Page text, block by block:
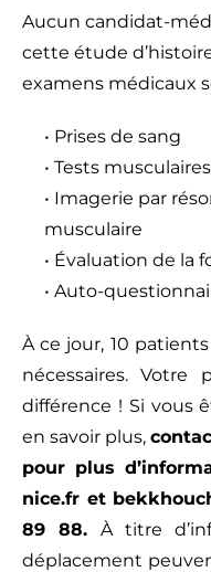
Aucun candidat-
cette étude
examens médicaux
• Prises de sang
• Tests
• Imagerie par
musculaire
• Évaluation de la
• Auto-
À ce jour, 10
nécessaires. Votre
différence ! Si vous
en savoir plus,
pour plus
nice.fr et
89 88. À titre
déplacement